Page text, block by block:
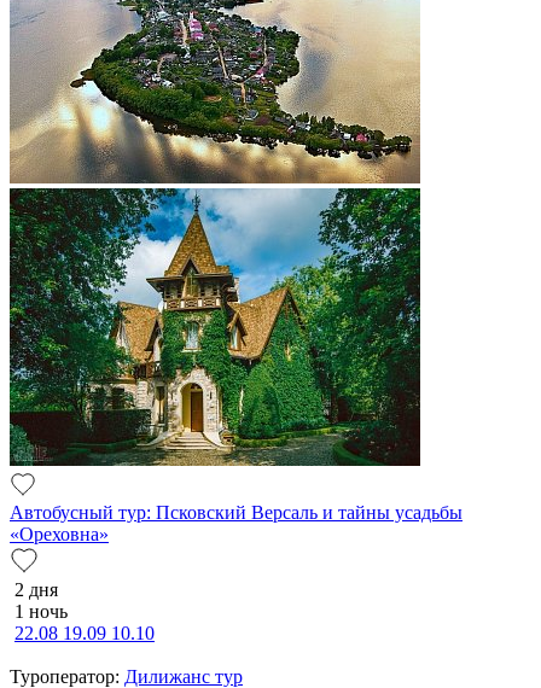
Автобусный тур: Псковский Версаль и тайны усадьбы
«Ореховна»
2 дня
1 ночь
22.08 19.09 10.10
Туроператор: Дилижанс тур